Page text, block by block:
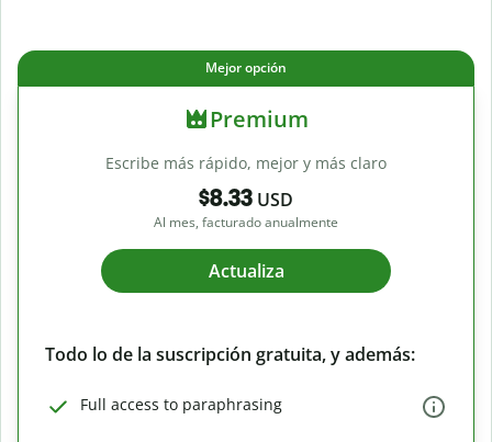
Mejor opción
Premium
Escribe más rápido, mejor y más claro
$8.33 USD
Al mes, facturado anualmente
Actualiza
Todo lo de la suscripción gratuita, y además:
Full access to paraphrasing